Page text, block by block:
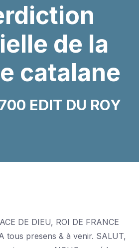
de la
catalane
EDIT DU ROY
DE DIEU, ROI DE FRANCE
tous presens & à venir. SALUT,